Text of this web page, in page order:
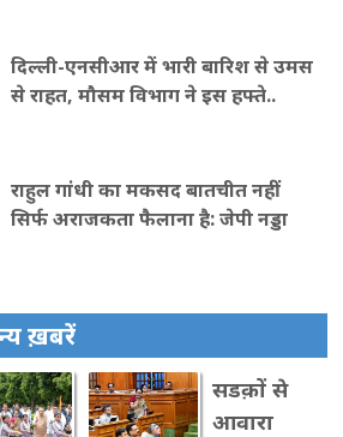
दिल्ली-एनसीआर में भारी बारिश से उमस
से राहत, मौसम विभाग ने इस हफ्ते..
राहुल गांधी का मकसद बातचीत नहीं
सिर्फ अराजकता फैलाना है: जेपी नड्डा
ख़बरें
सडक़ों से
आवारा